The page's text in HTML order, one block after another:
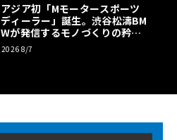
アジア初「Mモータースポーツ
ディーラー」誕生。渋谷松濤BM
Wが発信するモノづくりの矜持
【木下隆之コラム】
2026 8/7